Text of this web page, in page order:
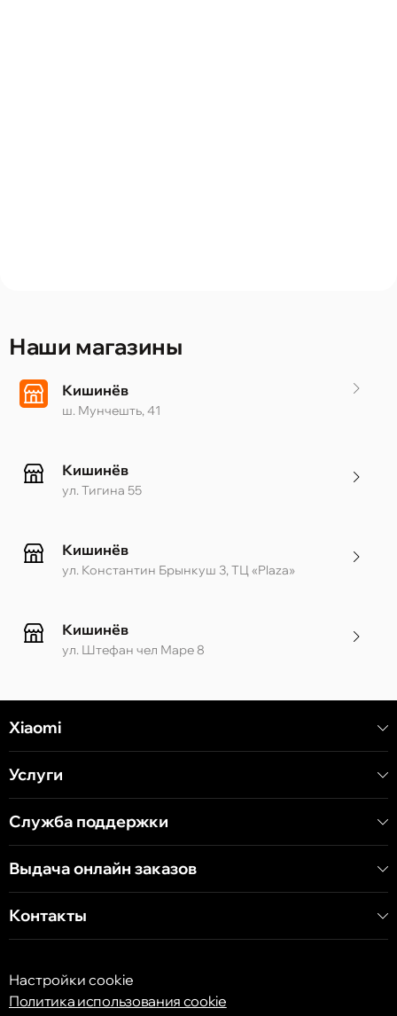
Наши магазины
Кишинёв
ш. Мунчешть, 41
Кишинёв
ул. Тигина 55
Кишинёв
ул. Константин Брынкуш 3, ТЦ «Plaza»
Кишинёв
ул. Штефан чел Маре 8
Кишинёв
ул. Арборилор 21, CC «Shopping MallDova»
Xiaomi
Услуги
Служба поддержки
Выдача онлайн заказов
Контакты
Настройки cookie
Политика использования cookie